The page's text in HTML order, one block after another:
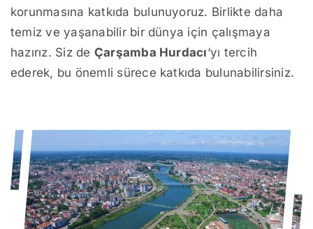
korunmasına katkıda bulunuyoruz. Birlikte daha
temiz ve yaşanabilir bir dünya için çalışmaya
hazırız. Siz de Çarşamba Hurdacı‘yı tercih
ederek, bu önemli sürece katkıda bulunabilirsiniz.